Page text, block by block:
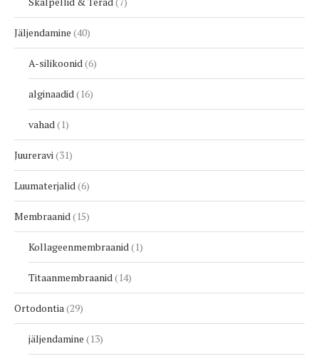
Jäljendamine 40
A-silikoonid 6
alginaadid 16
vahad 1
Juureravi 31
Luumaterjalid 6
Membraanid 15
Kollageenmembraanid 1
Titaanmembraanid 14
Ortodontia 29
jäljendamine 13